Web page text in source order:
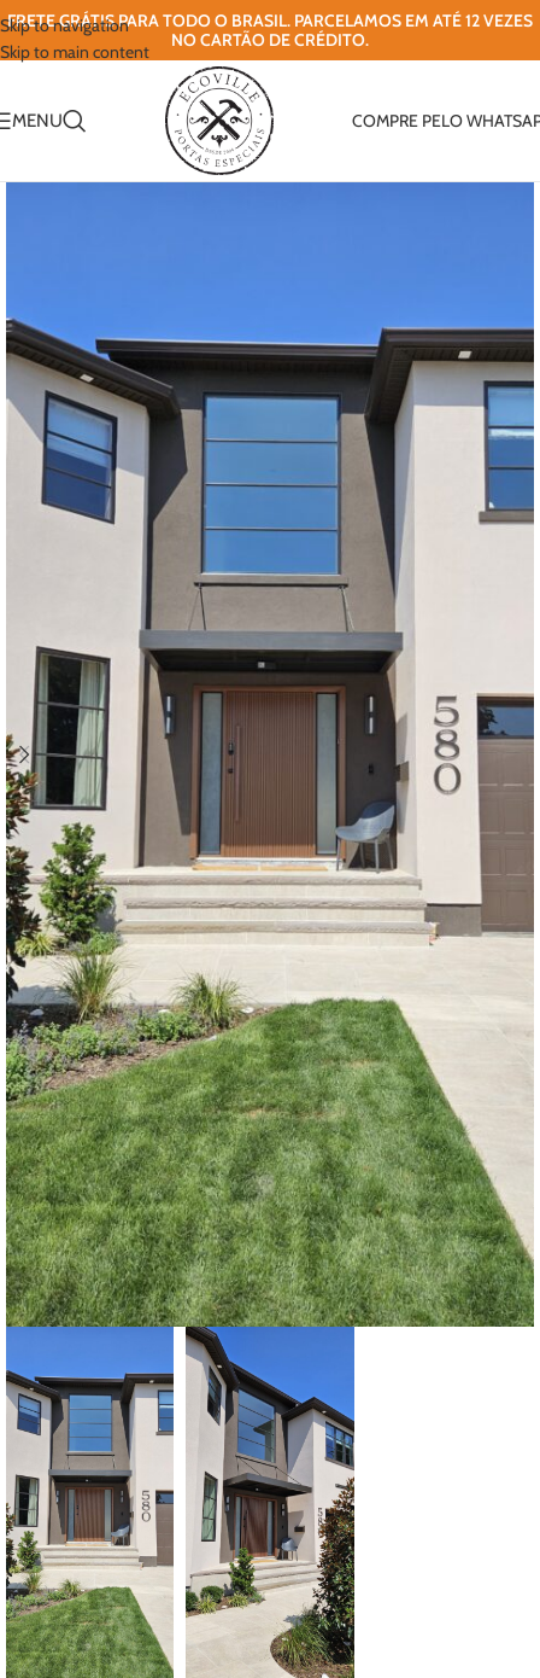
Skip to navigation
Skip to main content
FRETE GRÁTIS PARA TODO O BRASIL. PARCELAMOS EM ATÉ 12 VEZES
NO CARTÃO DE CRÉDITO.
MENU COMPRE PELO